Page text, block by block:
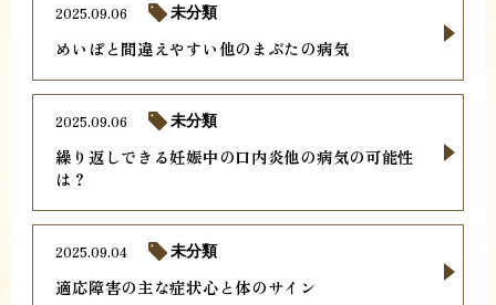
めいぼと間違えやすい他のまぶたの病気
2025.09.06 未分類
繰り返しできる妊娠中の口内炎他の病気の可能性
は？
2025.09.06 未分類
適応障害の主な症状心と体のサイン
2025.09.04 未分類